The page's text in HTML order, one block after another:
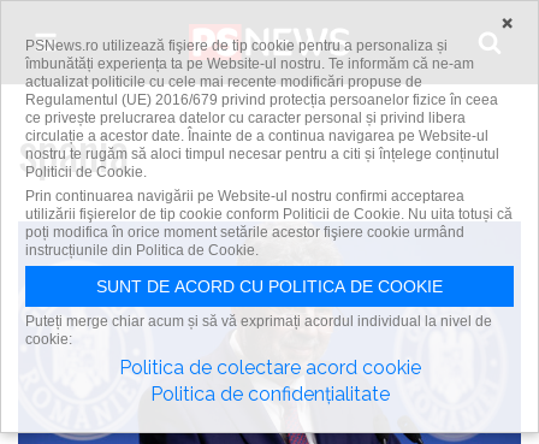
spania
×
PSNews.ro utilizează fişiere de tip cookie pentru a personaliza și
îmbunătăți experiența ta pe Website-ul nostru. Te informăm că ne-am
actualizat politicile cu cele mai recente modificări propuse de
Regulamentul (UE) 2016/679 privind protecția persoanelor fizice în ceea
ce privește prelucrarea datelor cu caracter personal și privind libera
circulație a acestor date. Înainte de a continua navigarea pe Website-ul
nostru te rugăm să aloci timpul necesar pentru a citi și înțelege conținutul
Politicii de Cookie.
Prin continuarea navigării pe Website-ul nostru confirmi acceptarea
utilizării fişierelor de tip cookie conform Politicii de Cookie. Nu uita totuși că
poți modifica în orice moment setările acestor fişiere cookie urmând
instrucțiunile din Politica de Cookie.
SUNT DE ACORD CU POLITICA DE COOKIE
Puteți merge chiar acum și să vă exprimați acordul individual la nivel de
cookie:
Politica de colectare acord cookie
Politica de confidențialitate